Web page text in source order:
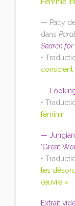
— Patty
dans
Search for
•
conscient
—
•
féminin
—
‘Great
•
les
œuvre »
Extrait